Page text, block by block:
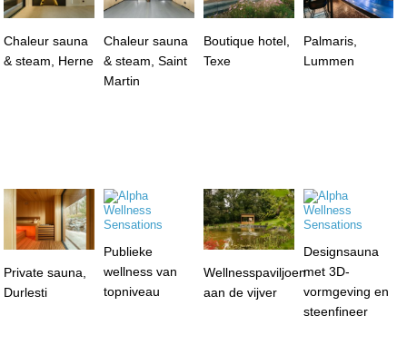
Chaleur sauna
& steam, Herne
Chaleur sauna
& steam, Saint
Martin
Boutique hotel,
Texe
Palmaris,
Lummen
Private sauna,
Durlesti
Publieke
wellness van
topniveau
Wellnesspaviljoen
aan de vijver
Designsauna
met 3D-
vormgeving en
steenfineer